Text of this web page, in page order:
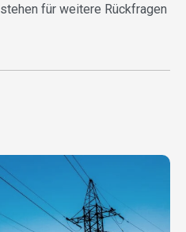
für weitere Rückfragen